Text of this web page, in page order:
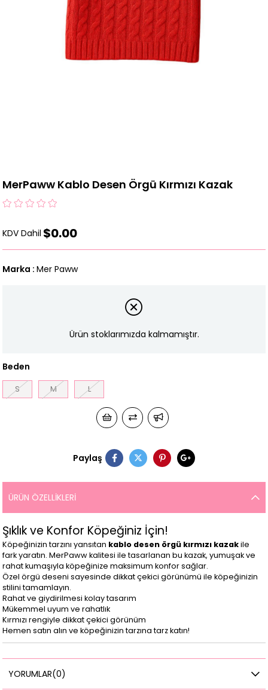
MerPaww Kablo Desen Örgü Kırmızı Kazak
KDV Dahil $0.00
Marka : Mer Paww
Ürün stoklarımızda kalmamıştır.
Beden
S M L
Paylaş
ÜRÜN ÖZELLIKLERI
Şıklık ve Konfor Köpeğiniz İçin!
Köpeğinizin tarzını yansıtan kablo desen örgü kırmızı kazakile
fark yaratın. MerPaww kalitesi ile tasarlanan bu kazak, yumuşak ve
rahat kumaşıyla köpeğinize maksimum konfor sağlar.
Özel örgü deseni sayesinde dikkat çekici görünümü ile köpeğinizin
stilini tamamlayın.
Rahat ve giydirilmesi kolay tasarım
Mükemmel uyum ve rahatlık
Kırmızı rengiyle dikkat çekici görünüm
Hemen satın alın ve köpeğinizin tarzına tarz katın!
YORUMLAR(0)